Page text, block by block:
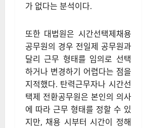
가 없다는 분석이다.
또한 대법원은 시간선택제채용
공무원의 경우 전일제 공무원과
달리 근무 형태를 임의로 선택
하거나 변경하기 어렵다는 점을
지적했다. 탄력근무자나 시간선
택제 전환공무원은 본인의 의사
에 따라 근무 형태를 정할 수 있
지만, 채용 시부터 시간이 정해